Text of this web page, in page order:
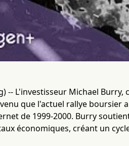
-- L'investisseur Michael
que l'actuel rallye
de 1999-2000. Burry
économiques, créant un